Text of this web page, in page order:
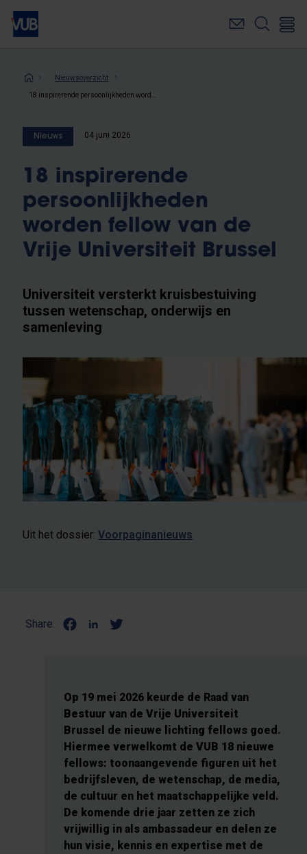
Overslaan
naar
inhoudKruimelpad
Nieuwsoverzicht
Nieuws 04 juni 2026
18 inspirerende
persoonlijkheden
worden fellow van de
Vrije Universiteit Brussel
Universiteit versterkt kruisbestuiving
tussen wetenschap, onderwijs en
samenleving
Uit het dossier: Voorpaginanieuws
Share:
Op 19 mei 2026 keurde de Raad van
Bestuur van de Vrije Universiteit
Brussel de nieuwe lichting fellows goed.
Hiermee verwelkomt de VUB 18 nieuwe
fellows: toonaangevende figuren uit het
bedrijfsleven, de wetenschap, de media,
de cultuur en het maatschappelijke veld.
De komende drie jaar zetten ze zich
vrijwillig in als ambassadeur en delen ze
hun visie, kennis en expertise met de